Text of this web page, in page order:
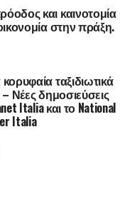
ή εξ
θα διεξαχθούν στην
DSM κ.α.
και καινοτομία
στην πράξη.
ταξιδιωτικά
– Νέες δημοσιεύσεις
Italia και το National
Italia